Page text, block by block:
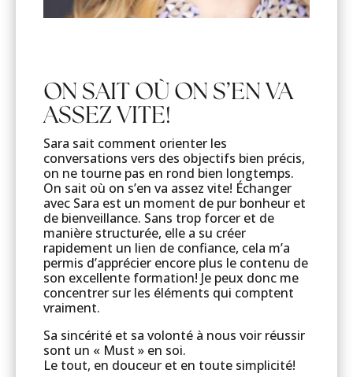
ON SAIT OÙ ON S’EN VA
ASSEZ VITE!
Sara sait comment orienter les
conversations vers des objectifs bien précis,
on ne tourne pas en rond bien longtemps.
On sait où on s’en va assez vite! Échanger
avec Sara est un moment de pur bonheur et
de bienveillance. Sans trop forcer et de
manière structurée, elle a su créer
rapidement un lien de confiance, cela m’a
permis d’apprécier encore plus le contenu de
son excellente formation! Je peux donc me
concentrer sur les éléments qui comptent
vraiment.
Sa sincérité et sa volonté à nous voir réussir
sont un « Must » en soi.
Le tout, en douceur et en toute simplicité!